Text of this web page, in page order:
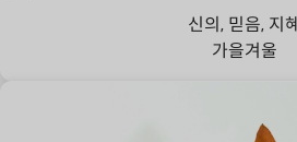
신의, 믿음, 지혜
가을겨울